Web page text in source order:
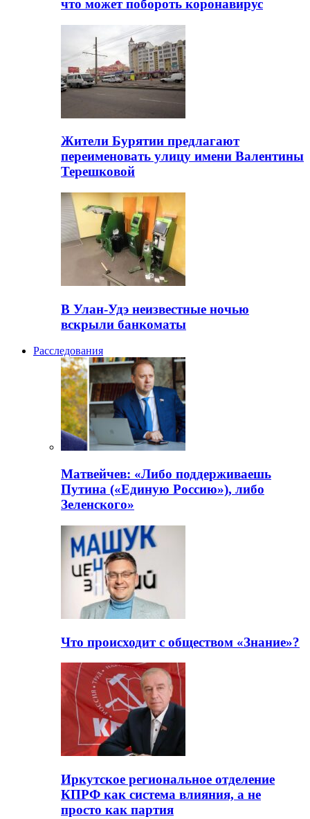
что может побороть коронавирус
Жители Бурятии предлагают
переименовать улицу имени Валентины
Терешковой
В Улан-Удэ неизвестные ночью
вскрыли банкоматы
Расследования
Матвейчев: «Либо поддерживаешь
Путина («Единую Россию»), либо
Зеленского»
Что происходит с обществом «Знание»?
Иркутское региональное отделение
КПРФ как система влияния, а не
просто как партия